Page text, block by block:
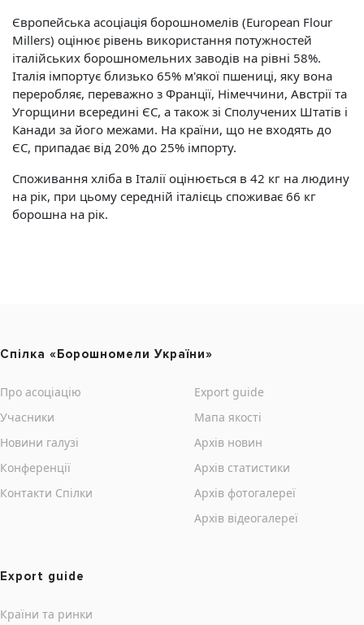
Європейська асоціація борошномелів (European Flour
Millers) оцінює рівень використання потужностей
італійських борошномельних заводів на рівні 58%.
Італія імпортує близько 65% м'якої пшениці, яку вона
переробляє, переважно з Франції, Німеччини, Австрії та
Угорщини всередині ЄС, а також зі Сполучених Штатів і
Канади за його межами. На країни, що не входять до
ЄС, припадає від 20% до 25% імпорту.
Споживання хліба в Італії оцінюється в 42 кг на людину
на рік, при цьому середній італієць споживає 66 кг
борошна на рік.
Cпілка «Борошномели України»
Про асоціацію
Учасники
Новини галузі
Конференції
Контакти Cпілки
Export guide
Мапа якості
Архів новин
Архів статистики
Архів фотогалереї
Архів відеогалереї
Export guide
Країни та ринки